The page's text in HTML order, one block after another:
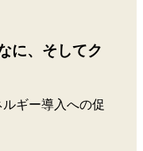
に、そしてク
ギー導入への促